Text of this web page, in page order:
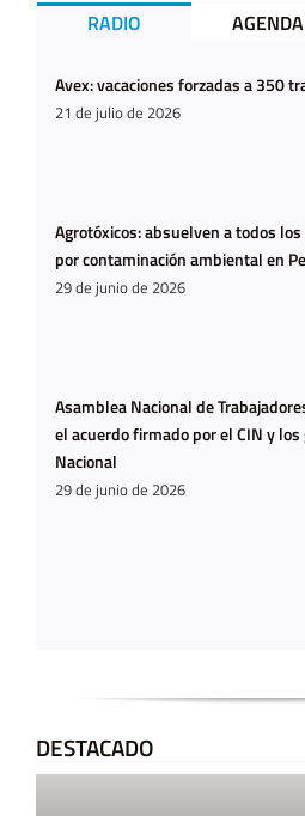
RADIO AGENDA
Avex: vacaciones forzadas a 350
21 de julio de 2026
Agrotóxicos: absuelven a todos
por contaminación ambiental en
29 de junio de 2026
Asamblea Nacional de
el acuerdo firmado por el CIN y
Nacional
29 de junio de 2026
DESTACADO